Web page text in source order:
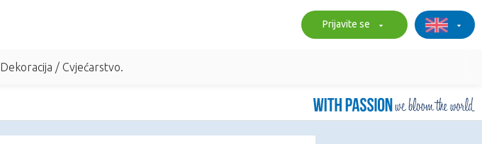
Prijavite se
Dekoracija / Cvjećarstvo.